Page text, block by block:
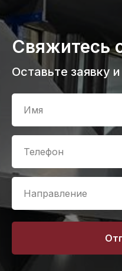
Свяжитесь
Оставьте заявку